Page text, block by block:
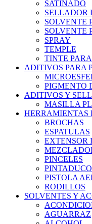
SATINADO
SELLADOR
SOLVENTE
SOLVENTE
SPRAY
TEMPLE
TINTE
ADITIVOS PARA
PIGMENTO
ADITIVOS Y
MASILLA
HERRAMIENTAS
BROCHAS
ESPATULAS
EXTENSOR
PINCELES
PISTOLA
RODILLOS
SOLVENTES Y
AGUARRAZ